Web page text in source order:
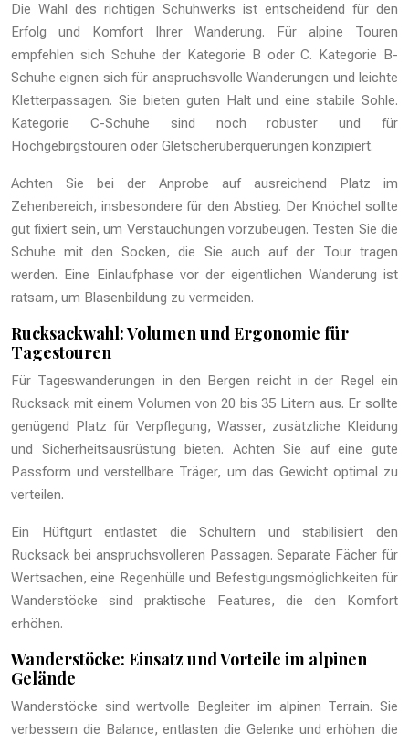
Die Wahl des richtigen Schuhwerks ist entscheidend für den
Erfolg und Komfort Ihrer Wanderung. Für alpine Touren
empfehlen sich Schuhe der Kategorie B oder C. Kategorie B-
Schuhe eignen sich für anspruchsvolle Wanderungen und leichte
Kletterpassagen. Sie bieten guten Halt und eine stabile Sohle.
Kategorie C-Schuhe sind noch robuster und für
Hochgebirgstouren oder Gletscherüberquerungen konzipiert.
Achten Sie bei der Anprobe auf ausreichend Platz im
Zehenbereich, insbesondere für den Abstieg. Der Knöchel sollte
gut fixiert sein, um Verstauchungen vorzubeugen. Testen Sie die
Schuhe mit den Socken, die Sie auch auf der Tour tragen
werden. Eine Einlaufphase vor der eigentlichen Wanderung ist
ratsam, um Blasenbildung zu vermeiden.
Rucksackwahl: Volumen und Ergonomie für
Tagestouren
Für Tageswanderungen in den Bergen reicht in der Regel ein
Rucksack mit einem Volumen von 20 bis 35 Litern aus. Er sollte
genügend Platz für Verpflegung, Wasser, zusätzliche Kleidung
und Sicherheitsausrüstung bieten. Achten Sie auf eine gute
Passform und verstellbare Träger, um das Gewicht optimal zu
verteilen.
Ein Hüftgurt entlastet die Schultern und stabilisiert den
Rucksack bei anspruchsvolleren Passagen. Separate Fächer für
Wertsachen, eine Regenhülle und Befestigungsmöglichkeiten für
Wanderstöcke sind praktische Features, die den Komfort
erhöhen.
Wanderstöcke: Einsatz und Vorteile im alpinen
Gelände
Wanderstöcke sind wertvolle Begleiter im alpinen Terrain. Sie
verbessern die Balance, entlasten die Gelenke und erhöhen die